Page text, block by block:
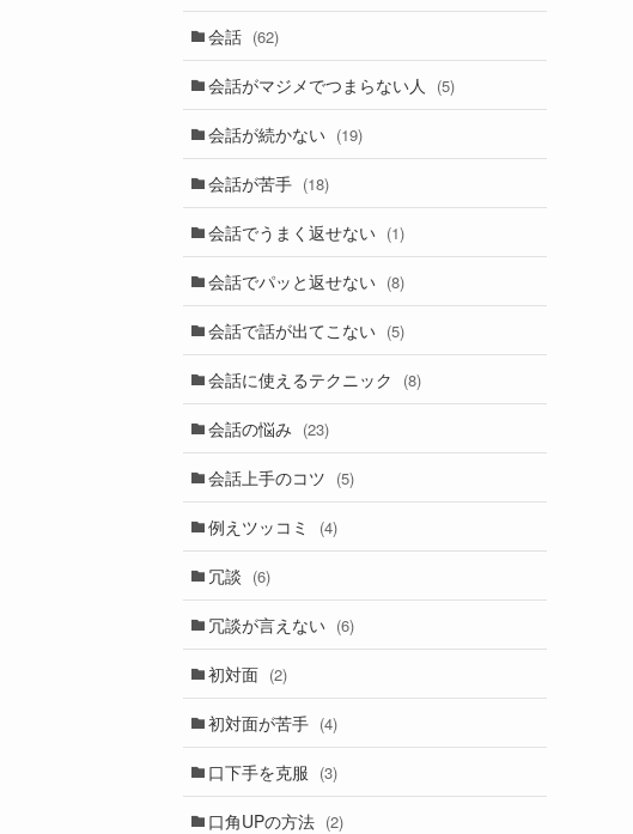
会話 (62)
会話がマジメでつまらない人 (5)
会話が続かない (19)
会話が苦手 (18)
会話でうまく返せない (1)
会話でパッと返せない (8)
会話で話が出てこない (5)
会話に使えるテクニック (8)
会話の悩み (23)
会話上手のコツ (5)
例えツッコミ (4)
冗談 (6)
冗談が言えない (6)
初対面 (2)
初対面が苦手 (4)
口下手を克服 (3)
口角UPの方法 (2)